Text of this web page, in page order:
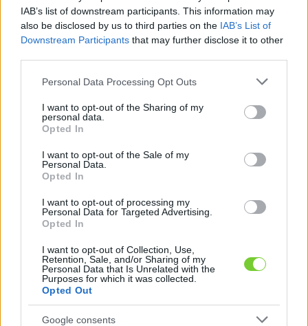
IAB’s list of downstream participants. This information may
also be disclosed by us to third parties on the IAB’s List of
Downstream Participants that may further disclose it to other
Please note that this website/app uses one or more Google
not limited to your visit or usage behaviour. You may click to
grant or deny consent to Google and its third-party tags to
use your data for below specified purposes in below Google
consent section.
Personal Data Processing Opt Outs
I want to opt-out of the Sharing of my
personal data.
Opted In
I want to opt-out of the Sale of my
Personal Data.
Opted In
I want to opt-out of processing my
Personal Data for Targeted Advertising.
Opted In
I want to opt-out of Collection, Use,
Retention, Sale, and/or Sharing of my
Personal Data that Is Unrelated with the
Purposes for which it was collected.
Opted Out
Google consents
Felhasználónév
Jelszó
Elfelejtette jelszavát?
Bejelentkezés
faiskola.hu
Kertészeti, kerti termékek és szolgáltatások térképes
KERTÉSZ ÉS KERTÉSZET REGISZTRÁCIÓ
E-mail küldése -
Kertgondozás A-Z-ig